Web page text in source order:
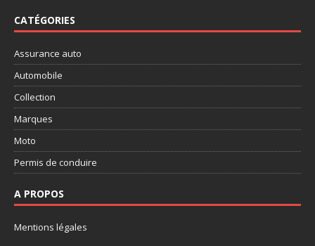
CATÉGORIES
Assurance auto
Automobile
Collection
Marques
Moto
Permis de conduire
A PROPOS
Mentions légales